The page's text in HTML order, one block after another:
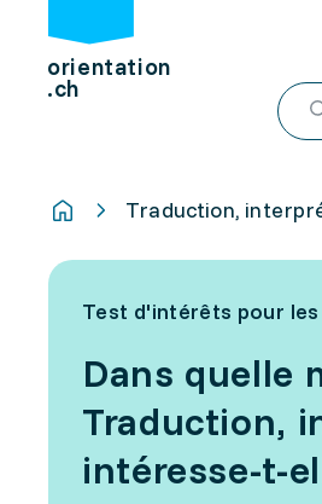
orientation
.ch
Traduction,
Test d'intérêts pour
Dans quelle
Traduction,
intéresse-t-